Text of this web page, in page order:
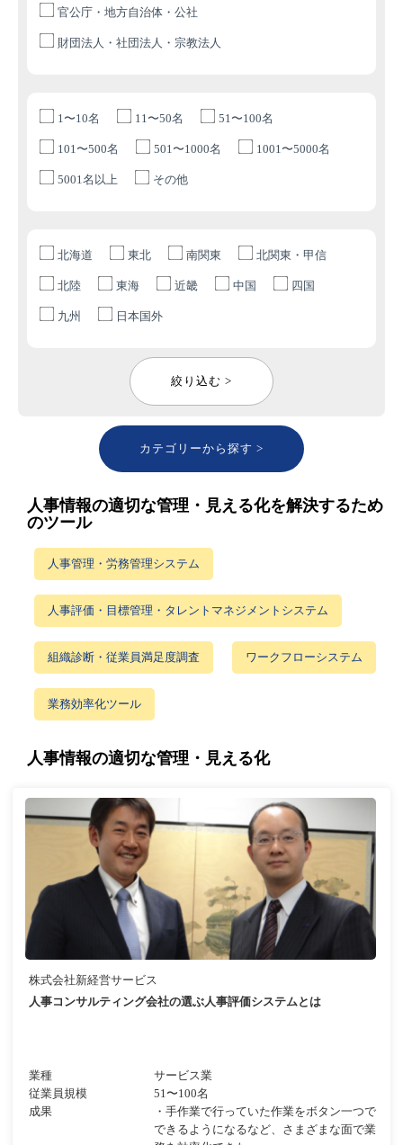
官公庁・地方自治体・公社
財団法人・社団法人・宗教法人
1〜10名 11〜50名 51〜100名
101〜500名 501〜1000名 1001〜5000名
5001名以上 その他
北海道 東北 南関東 北関東・甲信
北陸 東海 近畿 中国 四国
九州 日本国外
絞り込む >
カテゴリーから探す >
人事情報の適切な管理・見える化を解決するため
のツール
人事管理・労務管理システム
人事評価・目標管理・タレントマネジメントシステム
組織診断・従業員満足度調査 ワークフローシステム
業務効率化ツール
人事情報の適切な管理・見える化
株式会社新経営サービス
人事コンサルティング会社の選ぶ人事評価システムとは
業種
サービス業
従業員規模
51〜100名
成果
・手作業で行っていた作業をボタン一つで
できるようになるなど、さまざまな面で業